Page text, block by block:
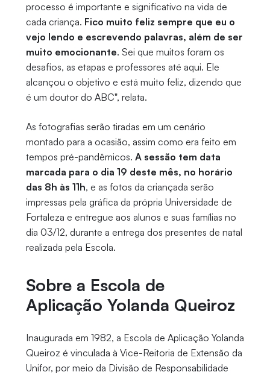
processo é importante e significativo na vida de
cada criança. Fico muito feliz sempre que eu o
vejo lendo e escrevendo palavras, além de ser
muito emocionante. Sei que muitos foram os
desafios, as etapas e professores até aqui. Ele
alcançou o objetivo e está muito feliz, dizendo que
é um doutor do ABC", relata.
As fotografias serão tiradas em um cenário
montado para a ocasião, assim como era feito em
tempos pré-pandêmicos. A sessão tem data
marcada para o dia 19 deste mês, no horário
das 8h às 11h, e as fotos da criançada serão
impressas pela gráfica da própria Universidade de
Fortaleza e entregue aos alunos e suas famílias no
dia 03/12, durante a entrega dos presentes de natal
realizada pela Escola.
Sobre a Escola de
Aplicação Yolanda Queiroz
Inaugurada em 1982, a Escola de Aplicação Yolanda
Queiroz é vinculada à Vice-Reitoria de Extensão da
Unifor, por meio da Divisão de Responsabilidade